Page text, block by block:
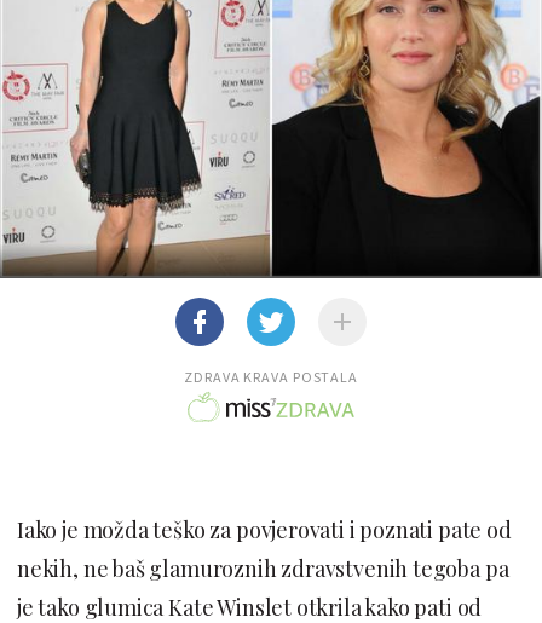
ZDRAVA KRAVA POSTALA
Iako je možda teško za povjerovati i poznati pate od
nekih, ne baš glamuroznih zdravstvenih tegoba pa
je tako glumica Kate Winslet otkrila kako pati od